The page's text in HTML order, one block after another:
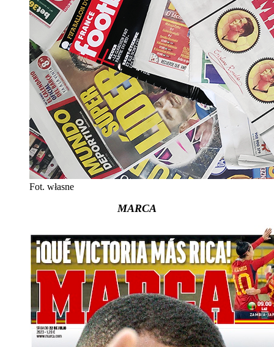
Fot. własne
MARCA